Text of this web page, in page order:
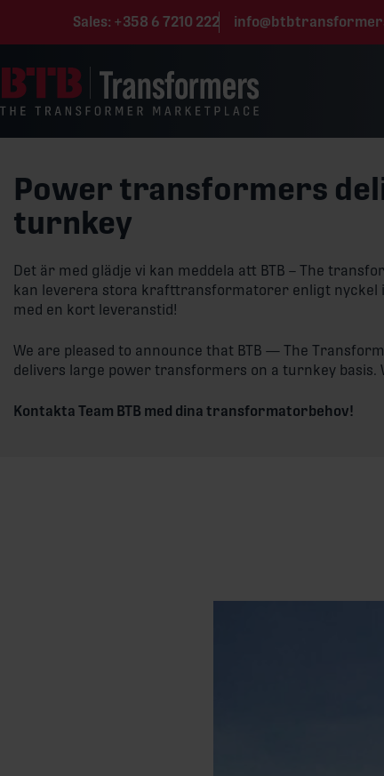
Sales: +358 6 7210 222
Power transformers
turnkey
Det är med glädje vi kan meddela att BTB – The
kan leverera stora krafttransformatorer enligt nyckel
med en kort leveranstid!
We are pleased to announce that BTB — The
delivers large power transformers on a turnkey basis.
Kontakta Team BTB med dina transformatorbehov!